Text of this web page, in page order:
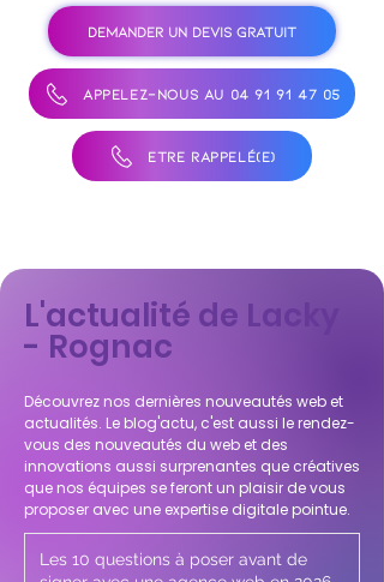
DEMANDER UN DEVIS GRATUIT
APPELEZ-NOUS AU 04 91 91 47 05
ÊTRE RAPPELÉ(E)
L'actualité de Lacky
- Rognac
Découvrez nos dernières nouveautés web et
actualités. Le blog'actu, c'est aussi le rendez-
vous des nouveautés du web et des
innovations aussi surprenantes que créatives
que nos équipes se feront un plaisir de vous
proposer avec une expertise digitale pointue.
Les 10 questions à poser avant de